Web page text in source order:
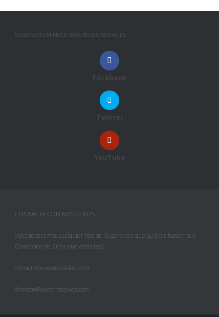
SÍGUENOS EN NUESTRAS REDES SOCIALES:
Facebook
Twitter
YouTube
CONTACTA CON NOSOTROS
(Agradeceremos cualquier tipo de Sugerencia que quieras hacernos o
Corrección de Error que detectes):
contacto@vuestrobasket.com
director@vuestrobasket.com